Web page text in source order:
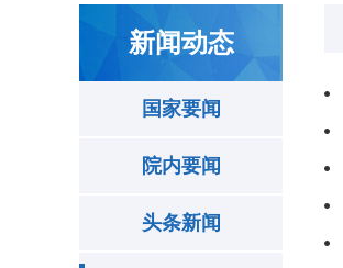
新闻动态
国家要闻
院内要闻
头条新闻